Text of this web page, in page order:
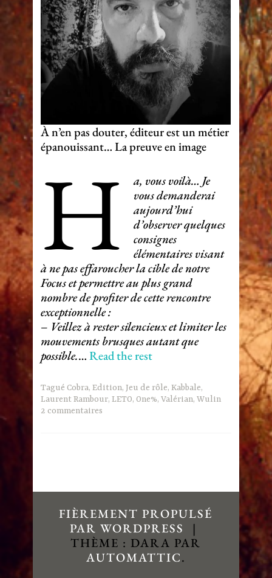
À n’en pas douter, éditeur est un métier
épanouissant… La preuve en image
H
a, vous voilà… Je
vous demanderai
aujourd’hui
d’observer quelques
consignes
élémentaires visant
à ne pas effaroucher la cible de notre
Focus et permettre au plus grand
nombre de profiter de cette rencontre
exceptionnelle :
– Veillez à rester silencieux et limiter les
mouvements brusques autant que
possible.…Read the rest
TaguéCobra,Edition,Jeu de rôle,Kabbale,
Laurent Rambour,LETO,One%,Valérian,Wulin
2 commentaires
FIÈREMENT PROPULSÉ
PAR WORDPRESS
|
THÈME : DARA PAR
AUTOMATTIC.